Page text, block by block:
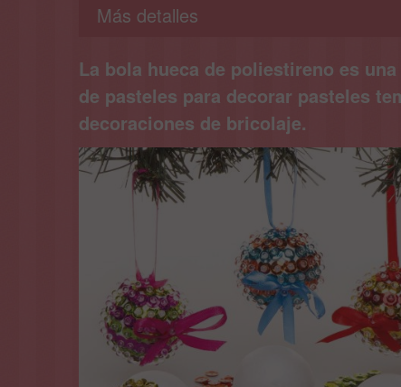
Más detalles
La bola hueca de poliestireno es
de pasteles para decorar pasteles
decoraciones de bricolaje.